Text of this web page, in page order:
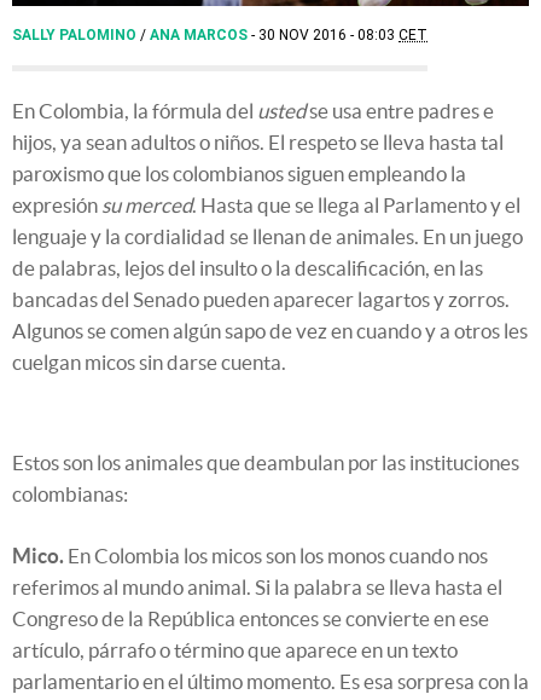
SALLY PALOMINO / ANA MARCOS 30 NOV 2016 - 08:03 CET
En Colombia, la fórmula del ustedse usa entre padres e
hijos, ya sean adultos o niños. El respeto se lleva hasta tal
paroxismo que los colombianos siguen empleando la
expresión su merced. Hasta que se llega al Parlamento y el
lenguaje y la cordialidad se llenan de animales. En un juego
de palabras, lejos del insulto o la descalificación, en las
bancadas del Senado pueden aparecer lagartos y zorros.
Algunos se comen algún sapo de vez en cuando y a otros les
cuelgan micos sin darse cuenta.
Estos son los animales que deambulan por las instituciones
colombianas:
Mico. En Colombia los micos son los monos cuando nos
referimos al mundo animal. Si la palabra se lleva hasta el
Congreso de la República entonces se convierte en ese
artículo, párrafo o término que aparece en un texto
parlamentario en el último momento. Es esa sorpresa con la